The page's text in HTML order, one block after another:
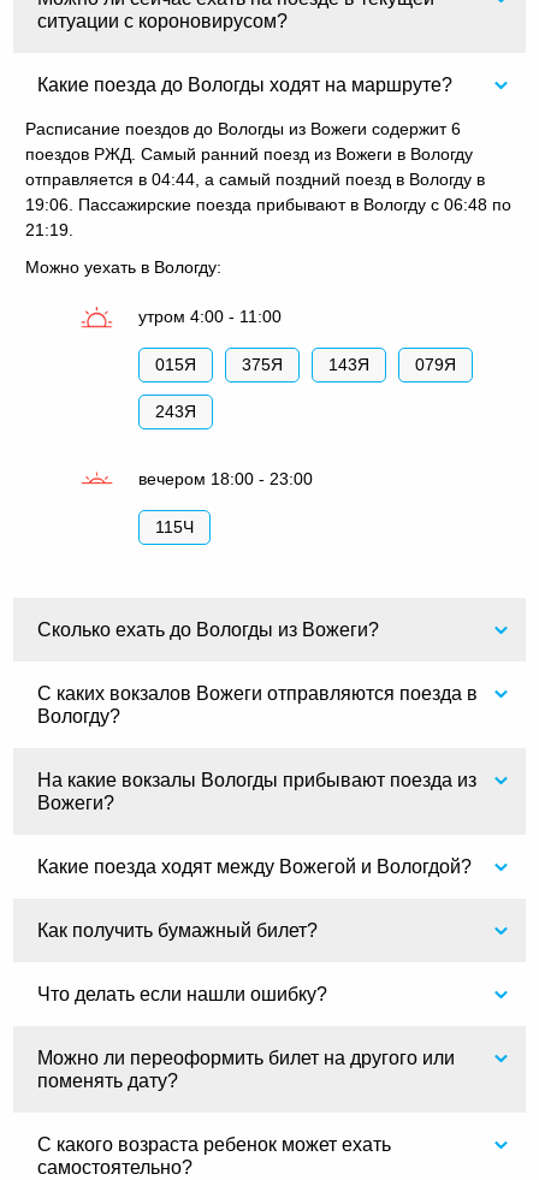
ситуации с короновирусом?
Какие поезда до Вологды ходят на маршруте?
Расписание поездов до Вологды из Вожеги содержит 6
поездов РЖД. Самый ранний поезд из Вожеги в Вологду
отправляется в 04:44, а самый поздний поезд в Вологду в
19:06. Пассажирские поезда прибывают в Вологду с 06:48 по
21:19.
Можно уехать в Вологду:
утром 4:00 - 11:00
015Я 375Я 143Я 079Я
243Я
вечером 18:00 - 23:00
115Ч
Сколько ехать до Вологды из Вожеги?
С каких вокзалов Вожеги отправляются поезда в
Вологду?
На какие вокзалы Вологды прибывают поезда из
Вожеги?
Какие поезда ходят между Вожегой и Вологдой?
Как получить бумажный билет?
Что делать если нашли ошибку?
Можно ли переоформить билет на другого или
поменять дату?
С какого возраста ребенок может ехать
самостоятельно?